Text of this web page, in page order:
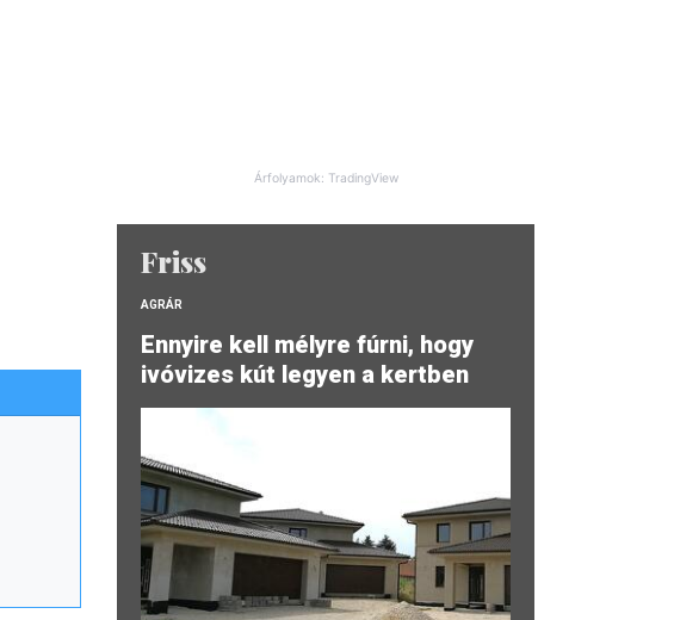
Árfolyamok: TradingView
Friss
AGRÁR
Ennyire kell mélyre fúrni, hogy
ivóvizes kút legyen a kertben